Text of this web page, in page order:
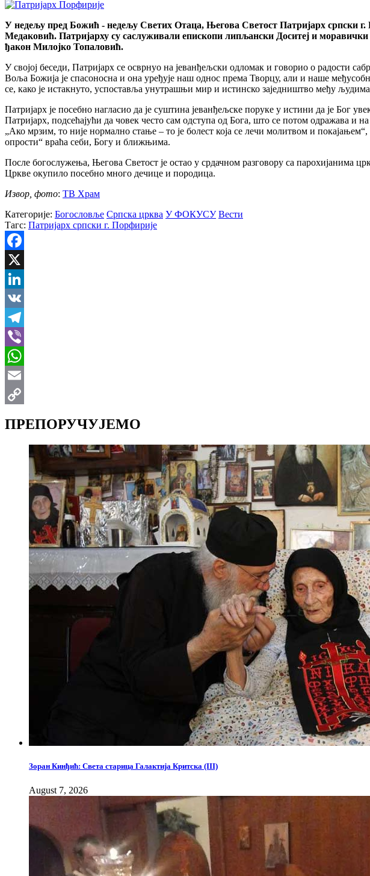
У недељу пред Божић - недељу Светих Отаца, Његова Светост Патријарх српски
Медаковић. Патријарху су саслуживали епископи липљански Доситеј и
ђакон Милојко Топаловић.
У својој беседи, Патријарх се осврнуо на јеванђељски одломак и говорио о радости
Воља Божија је спасоносна и она уређује наш однос према Творцу, али и наше
се, како је истакнуто, успоставља унутрашњи мир и истинско заједништво међу
Патријарх је посебно нагласио да је суштина јеванђељске поруке у истини да је Бог
Патријарх, подсећајући да човек често сам одступа од Бога, што се потом одражава
„Ако мрзим, то није нормално стање – то је болест која се лечи молитвом и
опрости“ враћа себи, Богу и ближњима.
После богослужења, Његова Светост је остао у срдачном разговору са парохијанима
Цркве окупило посебно много дечице и породица.
Извор, фото: ТВ Храм
Категорије: Богословље Српска црква У ФОКУСУ Вести
Тагс: Патријарх српски г. Порфирије
Facebook
X
LinkedIn
VK
Telegram
Viber
WhatsApp
Email
ПРЕПОРУЧУЈЕМО
Зоран Кинђић: Света старица Галактија Критска (III)
August 7, 2026